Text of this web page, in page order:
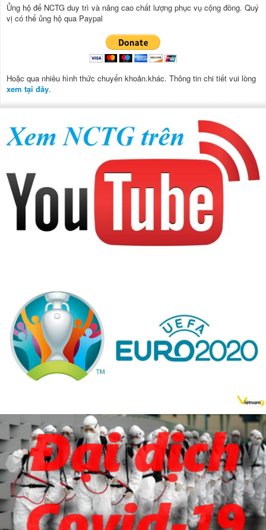
Ủng hộ để NCTG duy trì và nâng cao chất lượng phục vụ cộng đồng. Quý
vị có thể ủng hộ qua Paypal
Hoặc qua nhiều hình thức chuyển khoản.khác. Thông tin chi tiết vui lòng
xem tại đây.